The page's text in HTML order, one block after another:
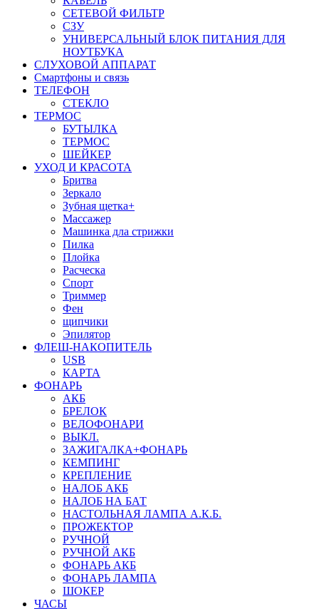
СЕТЕВОЙ ФИЛЬТР
СЗУ
УНИВЕРСАЛЬНЫЙ БЛОК ПИТАНИЯ ДЛЯ
НОУТБУКА
СЛУХОВОЙ АППАРАТ
Смартфоны и связь
ТЕЛЕФОН
СТЕКЛО
ТЕРМОС
БУТЫЛКА
ТЕРМОС
ШЕЙКЕР
УХОД И КРАСОТА
Бритва
Зеркало
Зубная щетка+
Массажер
Машинка дла стрижки
Пилка
Плойка
Расческа
Спорт
Триммер
Фен
щипчики
Эпилятор
ФЛЕШ-НАКОПИТЕЛЬ
USB
КАРТА
ФОНАРЬ
АКБ
БРЕЛОК
ВЕЛОФОНАРИ
ВЫКЛ.
ЗАЖИГАЛКА+ФОНАРЬ
КЕМПИНГ
КРЕПЛЕНИЕ
НАЛОБ АКБ
НАЛОБ НА БАТ
НАСТОЛЬНАЯ ЛАМПА А.К.Б.
ПРОЖЕКТОР
РУЧНОЙ
РУЧНОЙ АКБ
ФОНАРЬ АКБ
ФОНАРЬ ЛАМПА
ШОКЕР
ЧАСЫ